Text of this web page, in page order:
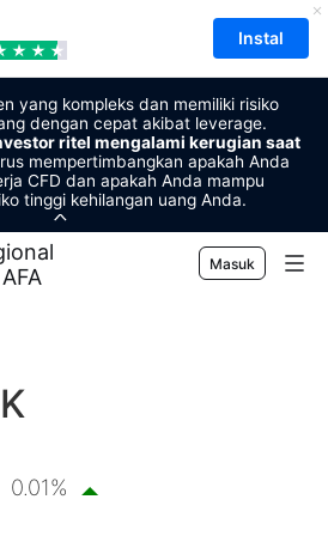
Instal
yang kompleks dan memiliki risiko
dengan cepat akibat leverage.
ritel mengalami kerugian saat
mempertimbangkan apakah Anda
CFD dan apakah Anda mampu
tinggi kehilangan uang Anda.
Sponsor
Masuk
0.01%